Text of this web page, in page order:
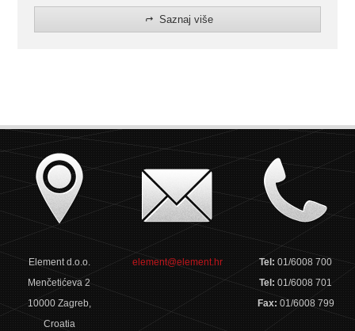
Saznaj više
Element d.o.o.
Menčetićeva 2
10000 Zagreb,
Croatia
element@element.hr Tel:01/6008 700
Tel:01/6008 701
Fax: 01/6008 799